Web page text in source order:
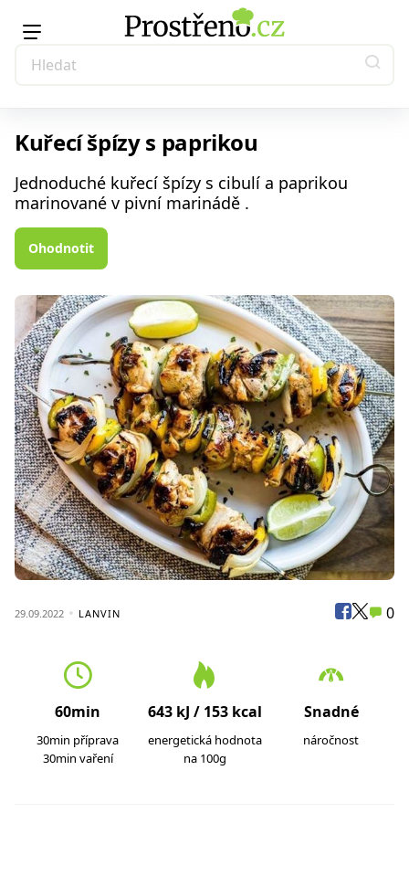
Kuřecí špízy s paprikou
Jednoduché kuřecí špízy s cibulí a paprikou
marinované v pivní marinádě .
Ohodnotit
29.09.2022 LANVIN 0
60min
30min příprava
30min vaření
643 kJ / 153 kcal
energetická hodnota
na 100g
Snadné
náročnost